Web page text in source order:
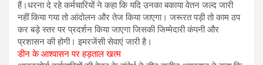
हैं।धरना दे रहे कर्मचारियों ने कहा कि यदि उनका बकाया वेतन जल्द जारी
नहीं किया गया तो आंदोलन और तेज किया जाएगा। जरूरत पड़ी तो काम ठप
कर बड़े स्तर पर प्रदर्शन किया जाएगा जिसकी जिम्मेदारी कंपनी और
प्रशासन की होगी। इमरजेंसी सेवाएं जारी है।
डीन के आश्वासन पर हड़ताल खत्म